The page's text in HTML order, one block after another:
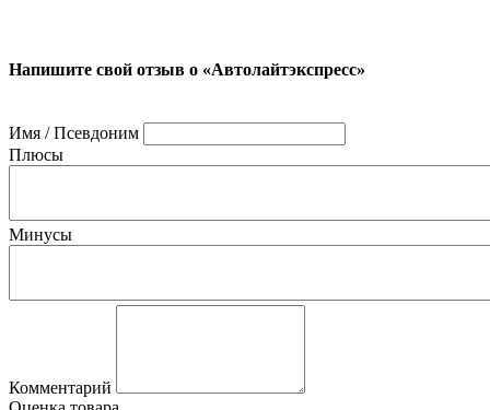
Напишите свой отзыв о «Автолайтэкспресс»
Имя / Псевдоним
Плюсы
Минусы
Комментарий